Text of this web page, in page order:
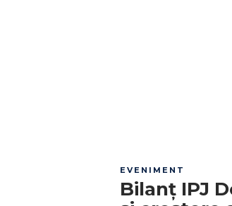
EVENIMENT
Bilanț IPJ